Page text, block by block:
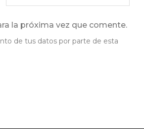
la próxima vez que comente.
de tus datos por parte de esta